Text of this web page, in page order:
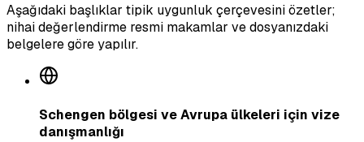
Aşağıdaki başlıklar tipik uygunluk çerçevesini özetler;
nihai değerlendirme resmi makamlar ve dosyanızdaki
belgelere göre yapılır.
Schengen bölgesi ve Avrupa ülkeleri için vize
danışmanlığı